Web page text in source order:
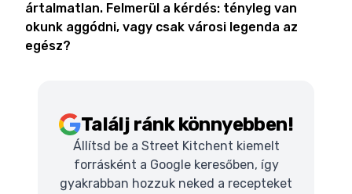
ártalmatlan. Felmerül a kérdés: tényleg van
okunk aggódni, vagy csak városi legenda az
egész?
Találj ránk könnyebben!
Állítsd be a Street Kitchent kiemelt
forrásként a Google keresőben, így
gyakrabban hozzuk neked a recepteket